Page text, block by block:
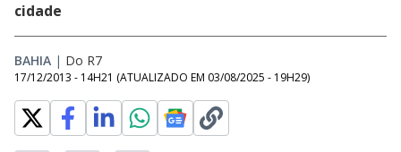
cidade
BAHIA | Do R7
17/12/2013 - 14H21 (ATUALIZADO EM 03/08/2025 - 19H29)